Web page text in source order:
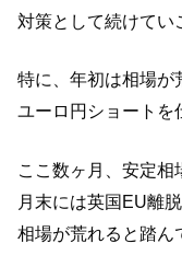
対策として続けてい
特に、年初は相場が
ユーロ円ショートを
ここ数ヶ月、安定相
月末には英国EU離
相場が荒れると踏ん